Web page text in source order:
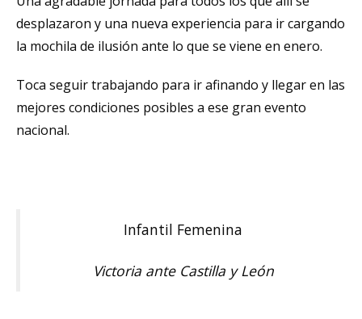
desplazaron y una nueva experiencia para ir cargando
la mochila de ilusión ante lo que se viene en enero.
Toca seguir trabajando para ir afinando y llegar en las
mejores condiciones posibles a ese gran evento
nacional.
Infantil Femenina
Victoria ante Castilla y León